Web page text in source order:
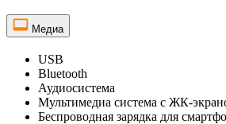
Медиа
USB
Bluetooth
Аудиосистема
Мультимедиа система с ЖК-
Беспроводная зарядка для